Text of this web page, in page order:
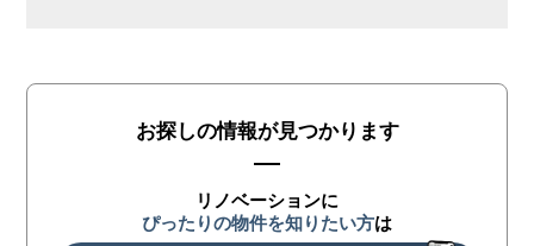
お探しの情報が見つかります
リノベーションに
ぴったりの物件を知りたい方は